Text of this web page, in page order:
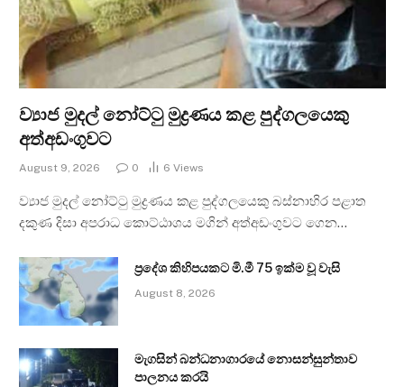
ව්‍යාජ මුදල් නෝට්ටු මුද්‍රණය කළ පුද්ගලයෙකු
අත්අඩංගුවට
August 9, 2026 0 6 Views
ව්‍යාජ මුදල් නෝට්ටු මුද්‍රණය කළ පුද්ගලයෙකු බස්නාහිර පළාත
දකුණ දිසා අපරාධ කොට්ඨාශය මගින් අත්අඩංගුවට ගෙන…
ප්‍රදේශ කිහිපයකට මි.මී 75 ඉක්ම වූ වැසි
August 8, 2026
මැගසින් බන්ධනාගාරයේ නොසන්සුන්තාව
පාලනය කරයි